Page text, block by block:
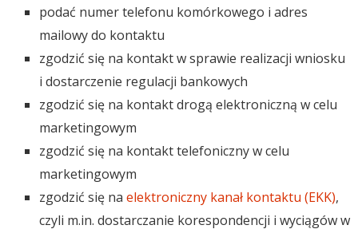
podać numer telefonu komórkowego i adres
mailowy do kontaktu
zgodzić się na kontakt w sprawie realizacji wniosku
i dostarczenie regulacji bankowych
zgodzić się na kontakt drogą elektroniczną w celu
marketingowym
zgodzić się na kontakt telefoniczny w celu
marketingowym
zgodzić się na elektroniczny kanał kontaktu (EKK),
czyli m.in. dostarczanie korespondencji i wyciągów w